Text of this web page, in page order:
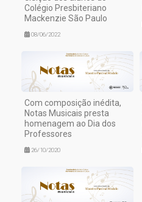
Colégio Presbiteriano
Mackenzie São Paulo
08/06/2022
Com composição inédita,
Notas Musicais presta
homenagem ao Dia dos
Professores
26/10/2020